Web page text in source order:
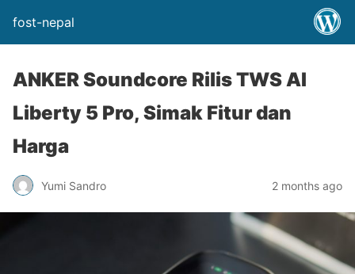
fost-nepal
ANKER Soundcore Rilis TWS AI
Liberty 5 Pro, Simak Fitur dan
Harga
Yumi Sandro 2 months ago